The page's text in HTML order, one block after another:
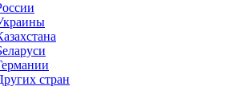
стран